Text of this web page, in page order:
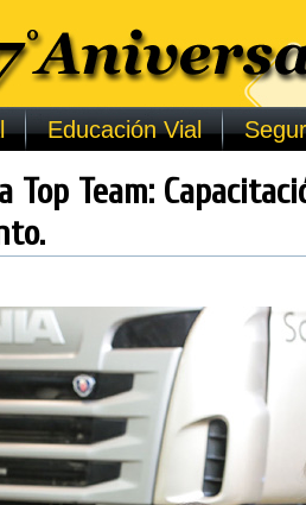
Educación Vial
Top Team: